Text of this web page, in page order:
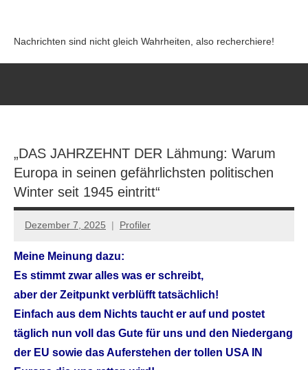
springen
Nachrichten sind nicht gleich Wahrheiten, also recherchiere!
„DAS JAHRZEHNT DER Lähmung: Warum
Europa in seinen gefährlichsten politischen
Winter seit 1945 eintritt“
Dezember 7, 2025 Profiler
Keine
Kommentare
Meine Meinung dazu:
Es stimmt zwar alles was er schreibt,
aber der Zeitpunkt verblüfft tatsächlich!
Einfach aus dem Nichts taucht er auf und postet
täglich nun voll das Gute für uns und den Niedergang
der EU sowie das Auferstehen der tollen USA IN